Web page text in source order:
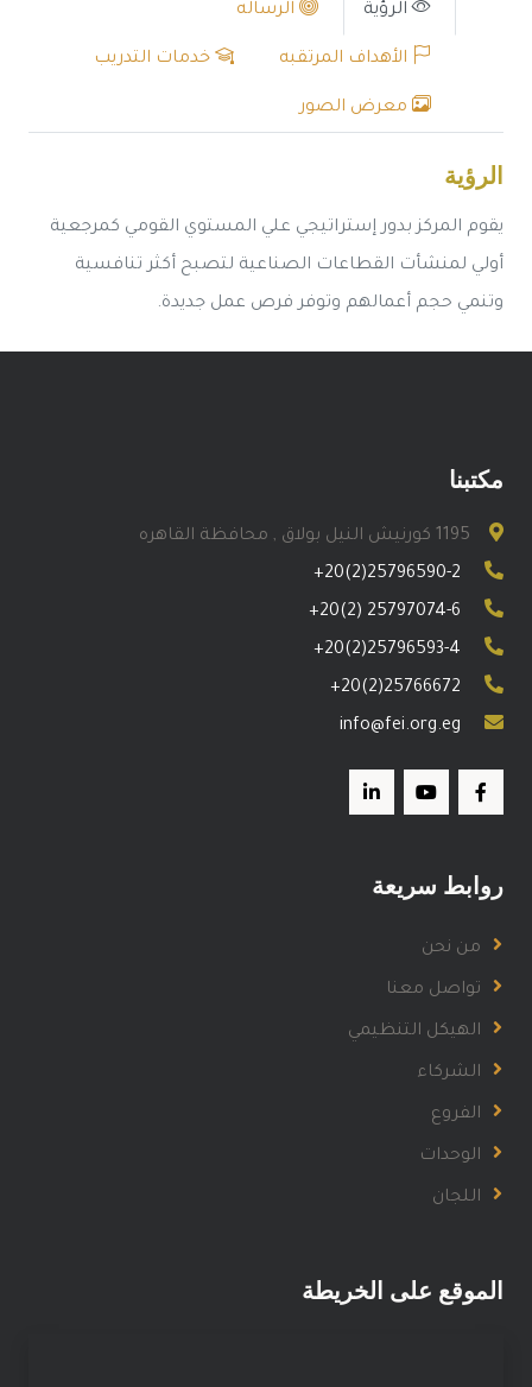
الرؤية الرساله
الأهداف المرتقبه خدمات التدريب
معرض الصور
الرؤية
يقوم المركز بدور إستراتيجي علي المستوي القومي كمرجعية
أولي لمنشأت القطاعات الصناعية لتصبح أكثر تنافسية
وتنمي حجم أعمالهم وتوفر فرص عمل جديدة.
مكتبنا
1195 كورنيش النيل بولاق , محافظة القاهره
+20(2)25796590-2
+20(2) 25797074-6
+20(2)25796593-4
+20(2)25766672
info@fei.org.eg
روابط سريعة
من نحن
تواصل معنا
الهيكل التنظيمي
الشركاء
الفروع
الوحدات
اللجان
الموقع على الخريطة